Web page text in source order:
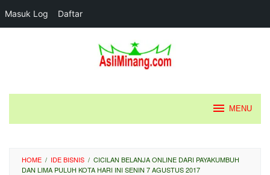
Masuk Log Daftar
MENU
HOME / IDE BISNIS / CICILAN BELANJA ONLINE DARI PAYAKUMBUH
DAN LIMA PULUH KOTA HARI INI SENIN 7 AGUSTUS 2017